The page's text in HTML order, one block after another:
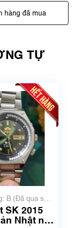
hàng đã mua
TỰ
B (Đã qua sử
đẹp, có chút
dăm)
SK 2015
Nhật nội